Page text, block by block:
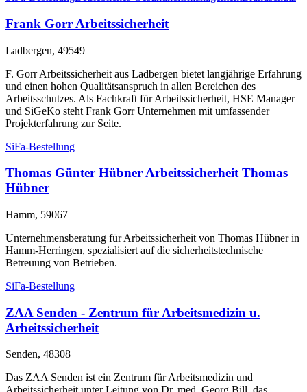
Frank Gorr Arbeitssicherheit
Ladbergen, 49549
F. Gorr Arbeitssicherheit aus Ladbergen bietet langjährige Erfahrung
und einen hohen Qualitätsanspruch in allen Bereichen des
Arbeitsschutzes. Als Fachkraft für Arbeitssicherheit, HSE Manager
und SiGeKo steht Frank Gorr Unternehmen mit umfassender
Projekterfahrung zur Seite.
SiFa-Bestellung
Thomas Günter Hübner Arbeitssicherheit Thomas
Hübner
Hamm, 59067
Unternehmensberatung für Arbeitssicherheit von Thomas Hübner in
Hamm-Herringen, spezialisiert auf die sicherheitstechnische
Betreuung von Betrieben.
SiFa-Bestellung
ZAA Senden - Zentrum für Arbeitsmedizin u.
Arbeitssicherheit
Senden, 48308
Das ZAA Senden ist ein Zentrum für Arbeitsmedizin und